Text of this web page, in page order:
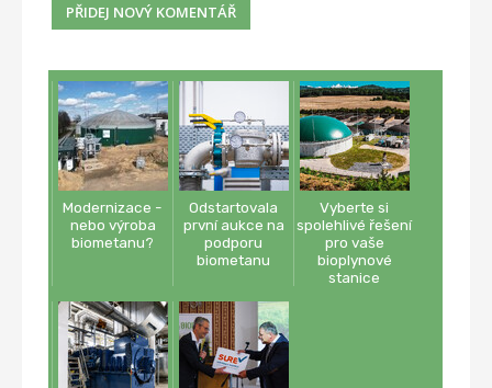
Modernizace -
nebo výroba
biometanu?
Odstartovala
první aukce na
podporu
biometanu
Vyberte si
spolehlivé řešení
pro vaše
bioplynové
stanice